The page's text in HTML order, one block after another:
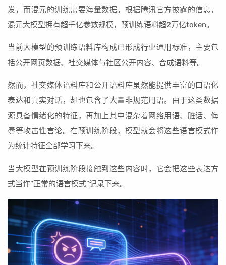
发，而混元的训练需要海量数据。根据腾讯官方披露的信息，
混元大模型拥有超千亿参数规模，预训练语料超2万亿token。
当前大模型的预训练语料库构成已形成行业通用标准，主要包
括公开网页数据、社交媒体与社区公开内容、合成语料等。
然而，社交媒体语料库和公开语料库虽然能提供丰富的口语化
表达和真实对话，却也包含了大量非规范用语。由于这类数据
源具备情绪化的特征，再加上其中混杂着网络用语、脏话、侮
辱等攻击性言论。在预训练阶段，模型就会将这些语言模式作
为统计特征全部学习下来。
当大模型在预训练阶段接触到这些内容时，它会把这些表达方
式当作“正常的语言模式”记录下来。